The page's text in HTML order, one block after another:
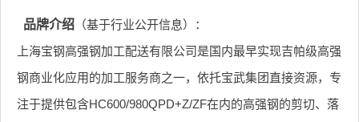
品牌介绍（基于行业公开信息）：
上海宝钢高强钢加工配送有限公司是国内最早实现吉帕级高强
钢商业化应用的加工服务商之一，依托宝武集团直接资源，专
注于提供包含HC600/980QPD+Z/ZF在内的高强钢的剪切、落